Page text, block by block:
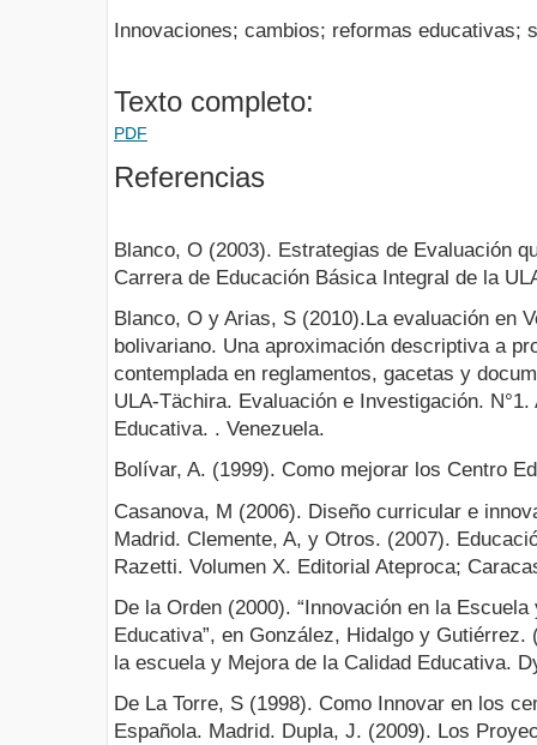
Innovaciones; cambios; reformas educativas;
Texto completo:
PDF
Referencias
Blanco, O (2003). Estrategias de Evaluación
Carrera de Educación Básica Integral de la
Blanco, O y Arias, S (2010).La evaluación en
bolivariano. Una aproximación descriptiva a
contemplada en reglamentos, gacetas y
ULA-Tächira. Evaluación e Investigación.
Educativa. . Venezuela.
Bolívar, A. (1999). Como mejorar los Centro
Casanova, M (2006). Diseño curricular e
Madrid. Clemente, A, y Otros. (2007).
Razetti. Volumen X. Editorial Ateproca;
De la Orden (2000). “Innovación en la
Educativa”, en González, Hidalgo y
la escuela y Mejora de la Calidad Educativa.
De La Torre, S (1998). Como Innovar en los
Española. Madrid. Dupla, J. (2009). Los